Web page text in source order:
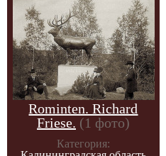
Rominten. Richard
Friese. (1 фото)
Категория: